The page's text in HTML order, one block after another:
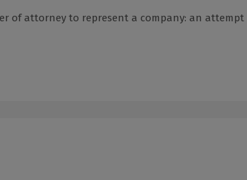
of attorney to represent a company: an attempt